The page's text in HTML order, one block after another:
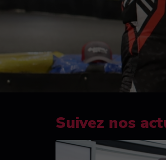
Suivez nos